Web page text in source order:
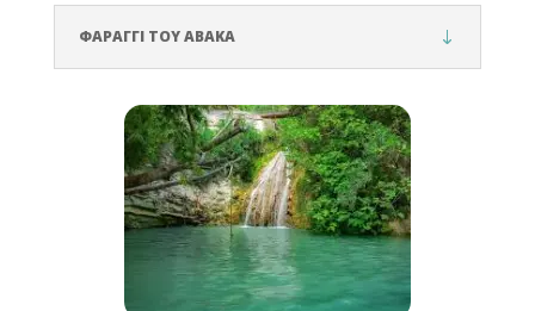
ΦΑΡΑΓΓΙ ΤΟΥ ΑΒΑΚΑ